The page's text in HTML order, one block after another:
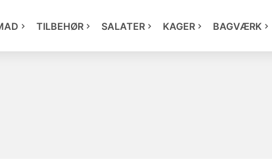
TILBEHØR SALATER KAGER BAGVÆRK